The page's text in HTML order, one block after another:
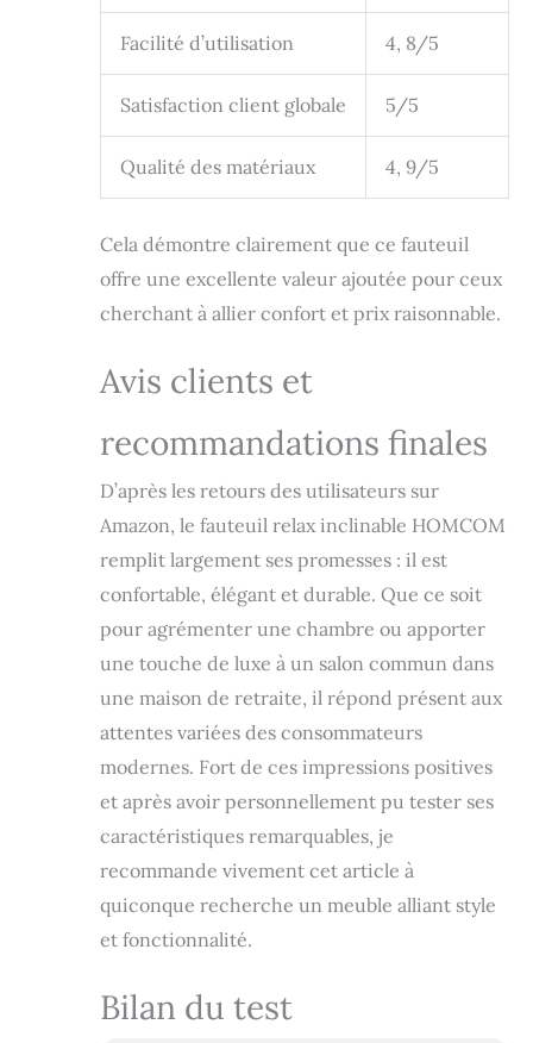
Facilité d’utilisation 4, 8/5
Satisfaction client globale 5/5
Qualité des matériaux 4, 9/5
Cela démontre clairement que ce fauteuil
offre une excellente valeur ajoutée pour ceux
cherchant à allier confort et prix raisonnable.
Avis clients et
recommandations finales
D’après les retours des utilisateurs sur
Amazon, le fauteuil relax inclinable HOMCOM
remplit largement ses promesses : il est
confortable, élégant et durable. Que ce soit
pour agrémenter une chambre ou apporter
une touche de luxe à un salon commun dans
une maison de retraite, il répond présent aux
attentes variées des consommateurs
modernes. Fort de ces impressions positives
et après avoir personnellement pu tester ses
caractéristiques remarquables, je
recommande vivement cet article à
quiconque recherche un meuble alliant style
et fonctionnalité.
Bilan du test